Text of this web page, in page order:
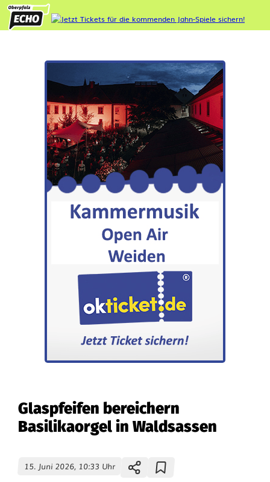
Glaspfeifen bereichern
Basilikaorgel in Waldsassen
15. Juni 2026, 10:33 Uhr